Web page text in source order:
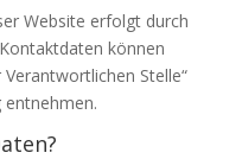
Website erfolgt durch
können
Stelle“